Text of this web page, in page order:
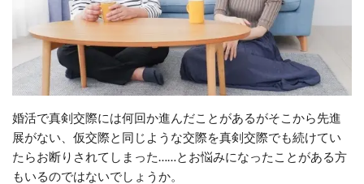
婚活で真剣交際には何回か進んだことがあるがそこから先進
展がない、仮交際と同じような交際を真剣交際でも続けてい
たらお断りされてしまった……とお悩みになったことがある方
もいるのではないでしょうか。